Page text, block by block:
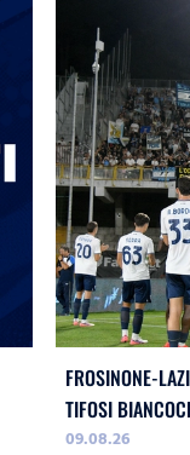
FROSINONE-
TIFOSI
09.08.26